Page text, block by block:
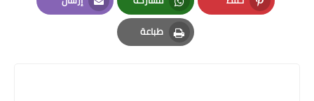
Pinterest
Whatsapp
Email
طباعة
Print